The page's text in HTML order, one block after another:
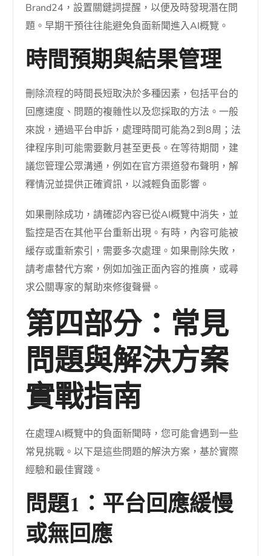
Brand24，設置關鍵詞提醒，以便及時發現潛在問
題。早期干預往往能避免負面新聞進入AI概覽。
時間預期與結果管理
刪除流程的時間長短取決於多種因素，包括平台的
回應速度、問題的複雜性以及您採取的方法。一般
來說，通過平台申訴，處理時間可能為2到8周；法
律程序則可能需要數月甚至更長。在等待期間，建
議您管理公眾溝通，例如在官方渠道發布聲明，解
釋情況並提供正確資訊，以減輕負面影響。
如果刪除成功，請確認內容已從AI概覽中消失，並
監控是否在其他平台重新出現。有時，內容可能被
緩存或重新索引，需要多次處理。如果刪除失敗，
請考慮替代方案，例如加強正面內容的推廣，或尋
求公關專家的幫助來修復聲譽。
第四部分：常見
問題與解決方案
實戰指南
在處理AI概覽中的負面新聞時，您可能會遇到一些
常見挑戰。以下是這些問題的解決方案，基於實際
經驗和最佳實踐。
問題1：平台回應緩慢
或無回應